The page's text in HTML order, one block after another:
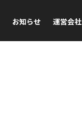
お知らせ 運営会社